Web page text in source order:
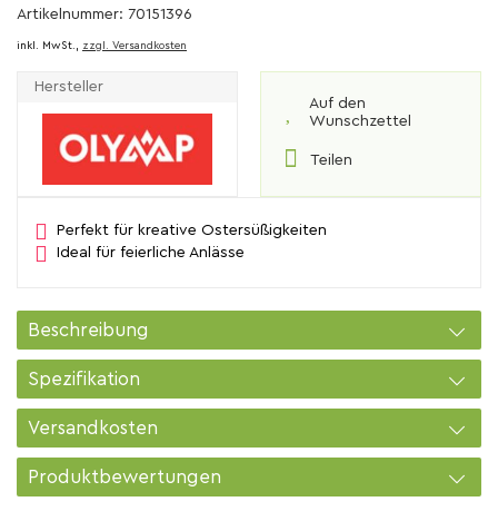
Artikelnummer: 70151396
inkl. MwSt., zzgl. Versandkosten
Hersteller
Auf den
Wunschzettel
Teilen
Perfekt für kreative Ostersüßigkeiten
Ideal für feierliche Anlässe
Beschreibung
Spezifikation
Versandkosten
Produktbewertungen